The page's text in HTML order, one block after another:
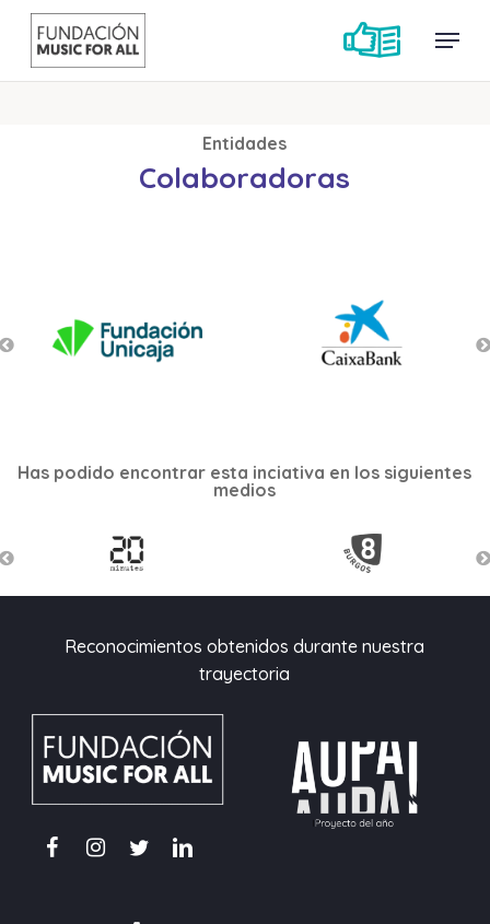
Skip
main
Menu
Entidades
Colaboradoras
Has podido encontrar esta inciativa en los siguientes
medios
Reconocimientos obtenidos durante nuestra
trayectoria